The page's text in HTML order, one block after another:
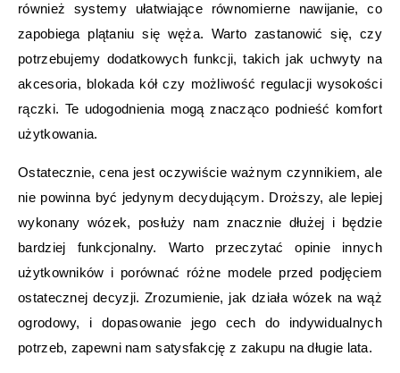
również systemy ułatwiające równomierne nawijanie, co
zapobiega plątaniu się węża. Warto zastanowić się, czy
potrzebujemy dodatkowych funkcji, takich jak uchwyty na
akcesoria, blokada kół czy możliwość regulacji wysokości
rączki. Te udogodnienia mogą znacząco podnieść komfort
użytkowania.
Ostatecznie, cena jest oczywiście ważnym czynnikiem, ale
nie powinna być jedynym decydującym. Droższy, ale lepiej
wykonany wózek, posłuży nam znacznie dłużej i będzie
bardziej funkcjonalny. Warto przeczytać opinie innych
użytkowników i porównać różne modele przed podjęciem
ostatecznej decyzji. Zrozumienie, jak działa wózek na wąż
ogrodowy, i dopasowanie jego cech do indywidualnych
potrzeb, zapewni nam satysfakcję z zakupu na długie lata.